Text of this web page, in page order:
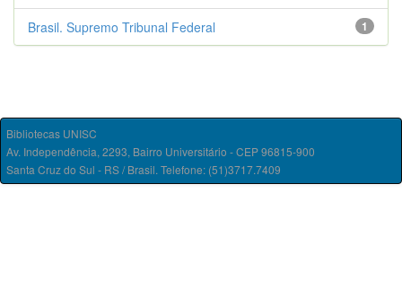
1
Brasil. Supremo Tribunal Federal
Bibliotecas UNISC
Av. Independência, 2293, Bairro Universitário - CEP 96815-900
Santa Cruz do Sul - RS / Brasil. Telefone: (51)3717.7409